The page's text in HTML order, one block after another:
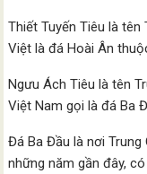
Thiết Tuyến Tiêu là
Việt là đá Hoài Ân
Ngưu Ách Tiêu là tên
Việt Nam gọi là đá Ba
Đá Ba Đầu là nơi
những năm gần đây,